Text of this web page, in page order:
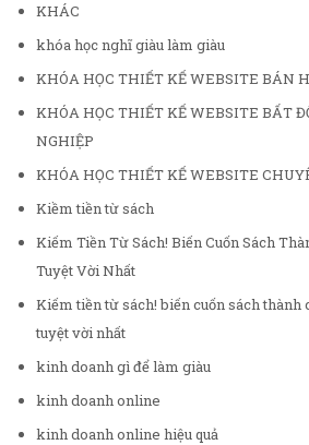
KHÁC
khóa học nghĩ giàu làm giàu
KHÓA HỌC THIẾT KẾ WEBSITE BÁN
KHÓA HỌC THIẾT KẾ WEBSITE BẤT
NGHIỆP
KHÓA HỌC THIẾT KẾ WEBSITE
Kiềm tiền từ sách
Kiếm Tiền Từ Sách! Biến Cuốn Sách
Tuyệt Vời Nhất
Kiếm tiền từ sách! biến cuốn sách
tuyệt vời nhất
kinh doanh gì để làm giàu
kinh doanh online
kinh doanh online hiệu quả